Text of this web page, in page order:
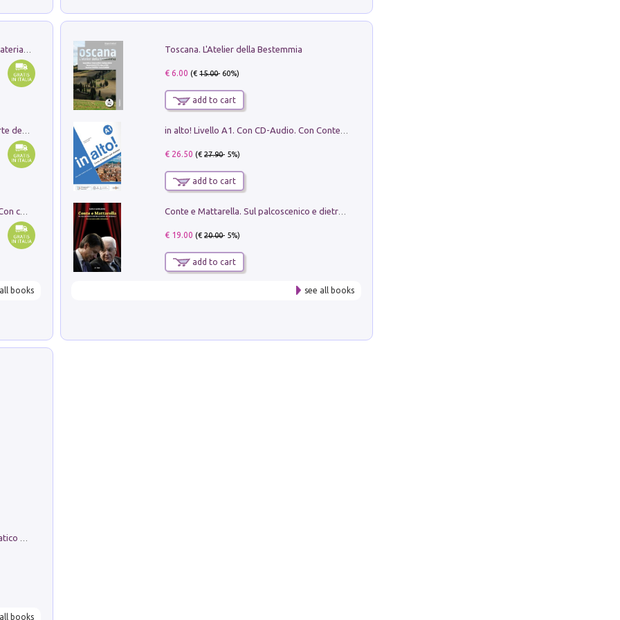
I monumenti funerari del Lazio antico. Con cartella con tavole
books
Toscana. L'Atelier della Bestemmia
€ 6.00 (€15.00- 60%)
add to cart
€ 26.50 (€27.90- 5%)
add to cart
€ 19.00 (€20.00- 5%)
add to cart
see all books
books